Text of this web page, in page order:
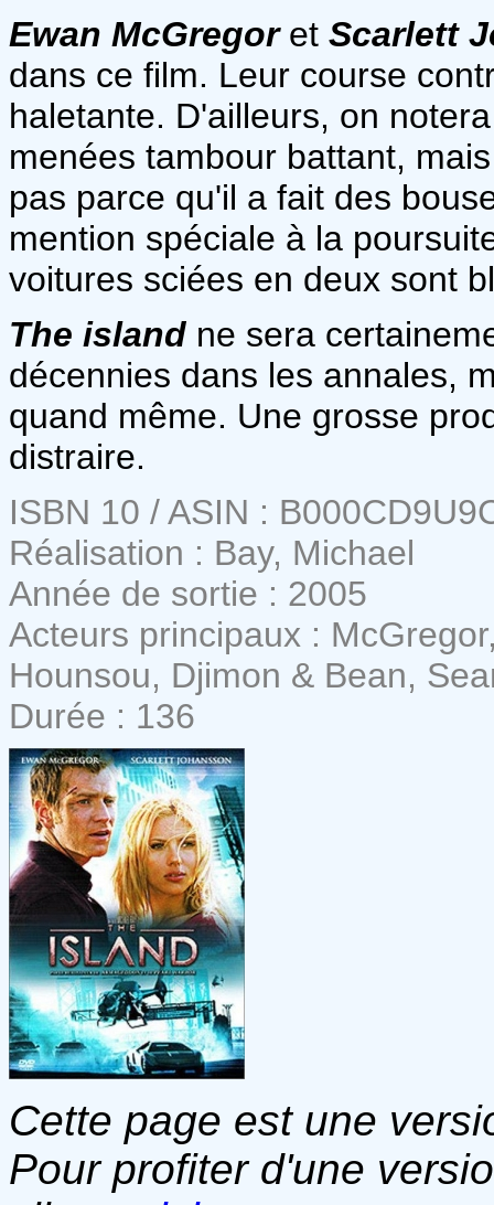
Ewan McGregoret Scarlett
dans ce film. Leur course
haletante. D'ailleurs, on
menées tambour battant,
pas parce qu'il a fait des
mention spéciale à la
voitures sciées en deux sont
The island ne sera
décennies dans les annales,
quand même. Une grosse
distraire.
ISBN 10 / ASIN :
Réalisation : Bay, Michael
Année de sortie : 2005
Acteurs principaux :
Hounsou, Djimon & Bean,
Durée : 136
Cette page est une
Pour profiter d'une